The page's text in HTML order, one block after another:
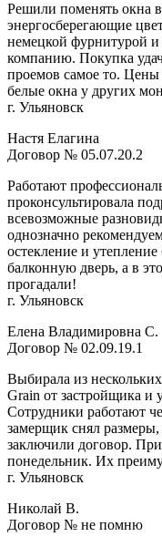
Решили поменять окна
энергосберегающие
немецкой фурнитурой
компанию. Покупка
проемов самое то.
белые окна у других
г. Ульяновск
Настя Елагина
Договор № 05.07.20.2
Работают
проконсультировала
всевозможные
однозначно
остекление и
балконную дверь, а в
прогадали!
г. Ульяновск
Елена Владимировна С.
Договор № 02.09.19.1
Выбирала из
Grain от застройщика и
Сотрудники работают
замерщик снял размеры,
заключили договор.
понедельник. Их
г. Ульяновск
Николай В.
Договор № не помню